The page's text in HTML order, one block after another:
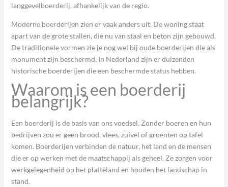
langgevelboerderij, afhankelijk van de regio.
Moderne boerderijen zien er vaak anders uit. De woning staat
apart van de grote stallen, die nu van staal en beton zijn gebouwd.
De traditionele vormen zie je nog wel bij oude boerderijen die als
monument zijn beschermd. In Nederland zijn er duizenden
historische boerderijen die een beschermde status hebben.
Waarom is een boerderij
belangrijk?
Een boerderij is de basis van ons voedsel. Zonder boeren en hun
bedrijven zou er geen brood, vlees, zuivel of groenten op tafel
komen. Boerderijen verbinden de natuur, het land en de mensen
die er op werken met de maatschappij als geheel. Ze zorgen voor
werkgelegenheid op het platteland en houden het landschap in
stand.